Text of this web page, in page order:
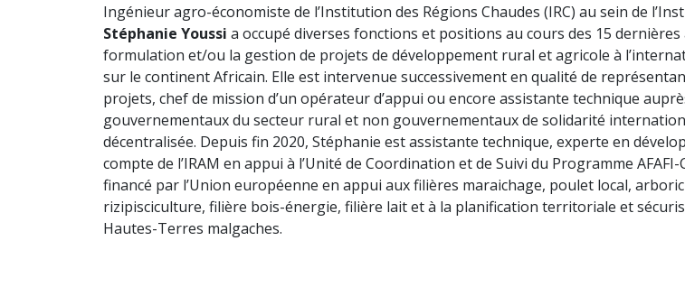
Ingénieur agro-économiste de l’Institution des Régions Chaudes (IRC) au sein de
Stéphanie Youssi a occupé diverses fonctions et positions au cours des 15 dernières
formulation et/ou la gestion de projets de développement rural et agricole à
sur le continent Africain. Elle est intervenue successivement en qualité de
projets, chef de mission d’un opérateur d’appui ou encore assistante technique
gouvernementaux du secteur rural et non gouvernementaux de solidarité
décentralisée. Depuis fin 2020, Stéphanie est assistante technique, experte en
compte de l’IRAM en appui à l’Unité de Coordination et de Suivi du Programme
financé par l’Union européenne en appui aux filières maraichage, poulet local,
rizipisciculture, filière bois-énergie, filière lait et à la planification territoriale et
Hautes-Terres malgaches.